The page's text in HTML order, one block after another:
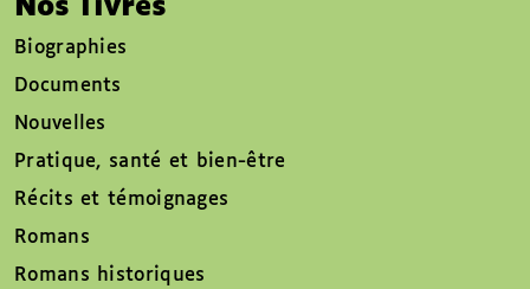
Nos livres
Biographies
Documents
Nouvelles
Pratique, santé et bien-être
Récits et témoignages
Romans
Romans historiques